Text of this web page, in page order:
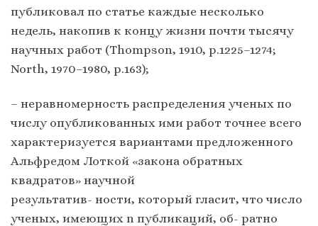
публиковал по статье каждые несколько
недель, накопив к концу жизни почти тысячу
научных работ (Thompson, 1910, p.1225–1274;
North, 1970–1980, p.163);
– неравномерность распределения ученых по
числу опубликованных ими работ точнее всего
характеризуется вариантами предложенного
Альфредом Лоткой «закона обратных
квадратов» научной
результатив- ности, который гласит, что число
ученых, имеющих n публикаций, об- ратно